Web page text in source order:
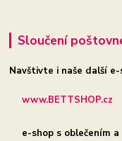
Sloučení
Navštivte i naše další e-
www.BETTSHOP.cz
e-shop s oblečením